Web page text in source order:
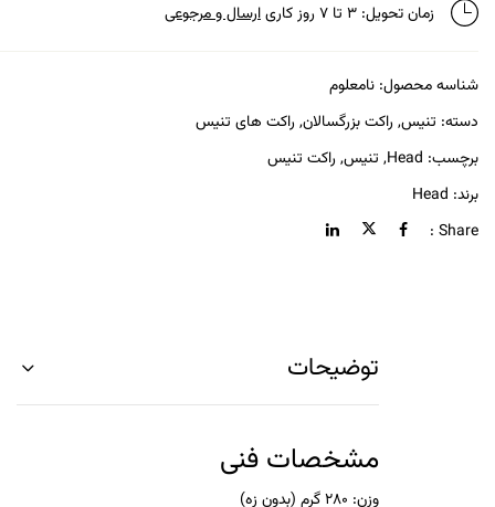
زمان تحویل: ۳ تا ۷ روز کاری
ارسال و مرجوعی
شناسه محصول: نامعلوم
دسته: تنیس, راکت بزرگسالان, راکت های تنیس
برچسب: Head
, تنیس, راکت تنیس
برند: Head
Share :
توضیحات
مشخصات فنی
وزن: 280 گرم (بدون زه)